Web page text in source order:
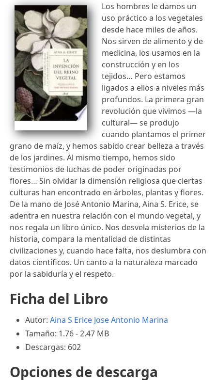
Los hombres le damos un
uso práctico a los vegetales
desde hace miles de años.
Nos sirven de alimento y de
medicina, los usamos en la
construcción y en los
tejidos… Pero estamos
ligados a ellos a niveles más
profundos. La primera gran
revolución que vivimos —la
cultural— se produjo
cuando plantamos el primer
grano de maíz, y hemos sabido crear belleza a través
de los jardines. Al mismo tiempo, hemos sido
testimonios de luchas de poder originadas por
flores… Sin olvidar la dimensión religiosa que ciertas
culturas han encontrado en árboles, plantas y flores.
De la mano de José Antonio Marina, Aina S. Erice, se
adentra en nuestra relación con el mundo vegetal, y
nos regala un libro único. Nos desvela misterios de la
historia, compara la mentalidad de distintas
civilizaciones y, cuando hace falta, nos deslumbra con
datos científicos. Un canto a la naturaleza marcado
por la sabiduría y el respeto.
Ficha del Libro
Autor: Aina S Erice Jose Antonio Marina
Tamaño: 1.76 - 2.47 MB
Descargas: 602
Opciones de descarga